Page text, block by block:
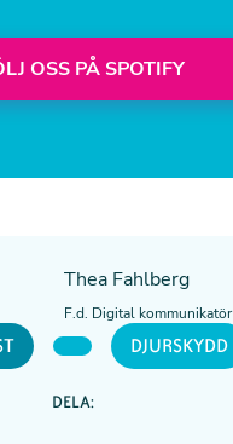
OSS PÅ SPOTIFY
Thea Fahlberg
F.d. Digital kommunikatör
DJURSKYDD
DELA: